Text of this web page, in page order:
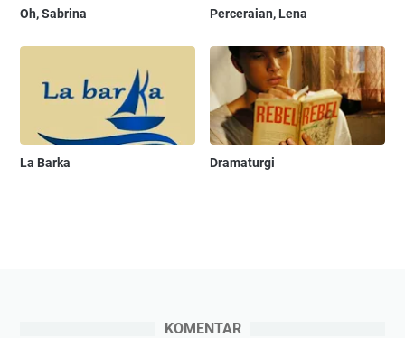
Oh, Sabrina Perceraian, Lena
La Barka Dramaturgi
KOMENTAR